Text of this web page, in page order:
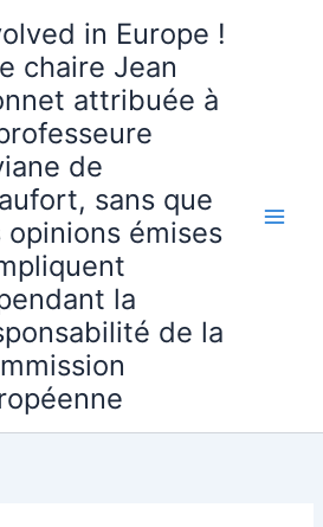
in Europe !
chaire Jean
attribuée à
de
sans que
opinions émises
la
de la